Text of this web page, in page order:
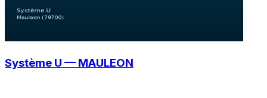
Système U — MAULEON